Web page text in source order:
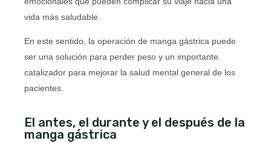
vida más saludable.
En este sentido, la operación de manga gástrica puede
ser una solución para perder peso y un importante
catalizador para mejorar la salud mental general de los
pacientes.
El antes, el durante y el después de la
manga gástrica